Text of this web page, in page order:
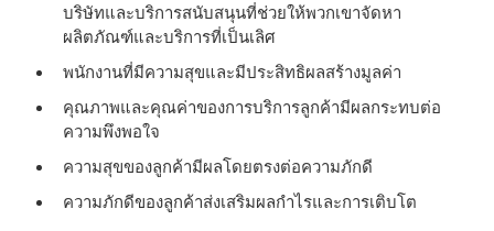
บริษัทและบริการสนับสนุนที่ช่วยให้พวกเขาจัดหา
ผลิตภัณฑ์และบริการที่เป็นเลิศ
พนักงานที่มีความสุขและมีประสิทธิผลสร้างมูลค่า
คุณภาพและคุณค่าของการบริการลูกค้ามีผลกระทบต่อ
ความพึงพอใจ
ความสุขของลูกค้ามีผลโดยตรงต่อความภักดี
ความภักดีของลูกค้าส่งเสริมผลกําไรและการเติบโต